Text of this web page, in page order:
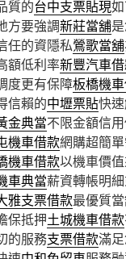
質的台中支票貼現
方要強調新莊當舖
任的資隱私鶯歌當舖
額低利率新豐汽車
度更有保障板橋機
信賴的中壢票貼快
金典當不限金額信
機車借款網購超簡
機車借款以機車價
車典當薪資轉帳明
雅支票借款最優質
保抵押土城機車借款
的服務支票借款滿